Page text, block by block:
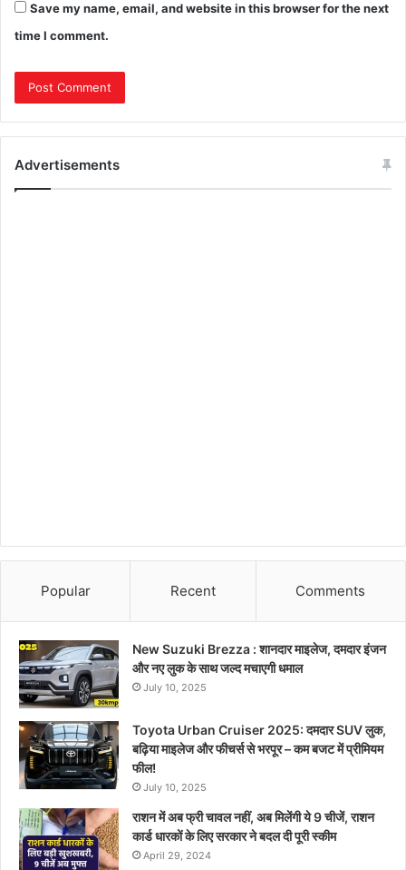
Save my name, email, and website in this browser for the next
time I comment.
Advertisements
Popular Recent Comments
New Suzuki Brezza : शानदार माइलेज, दमदार इंजन
और नए लुक के साथ जल्द मचाएगी धमाल
July 10, 2025
Toyota Urban Cruiser 2025: दमदार SUV लुक,
बढ़िया माइलेज और फीचर्स से भरपूर – कम बजट में प्रीमियम
फील!
July 10, 2025
राशन में अब फ्री चावल नहीं, अब मिलेंगी ये 9 चीजें, राशन
कार्ड धारकों के लिए सरकार ने बदल दी पूरी स्कीम
April 29, 2024